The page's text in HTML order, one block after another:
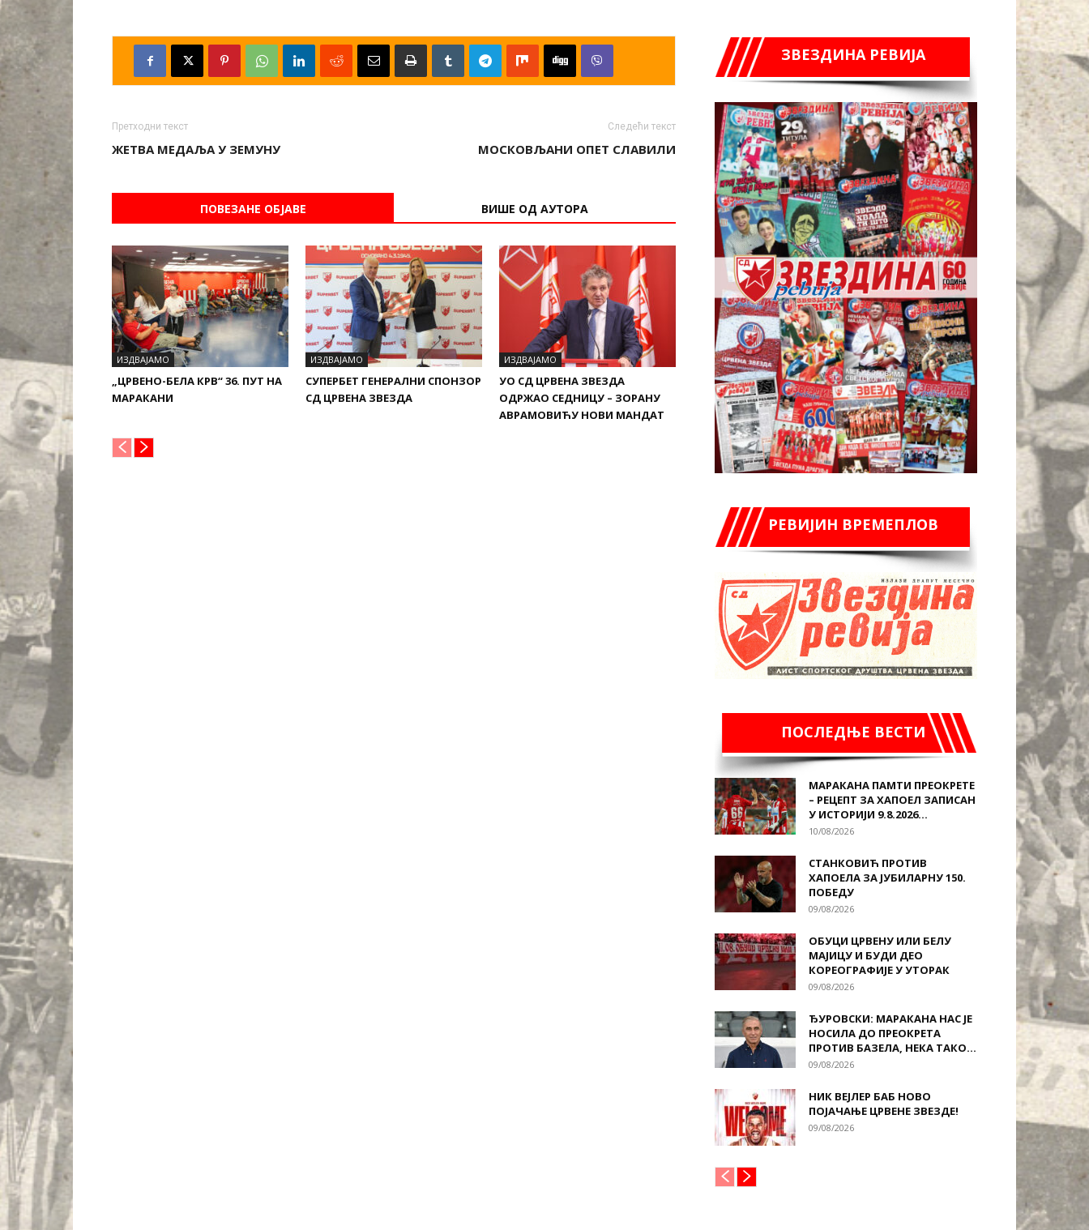
Претходни текст
ЖЕТВА МЕДАЉА У ЗЕМУНУ
Следећи текст
МОСКОВЉАНИ ОПЕТ СЛАВИЛИ
ПОВЕЗАНЕ ОБЈАВЕ ВИШЕ ОД АУТОРА
ИЗДВАЈАМО
„ЦРВЕНО-БЕЛА КРВ“ 36. ПУТ НА
МАРАКАНИ
ИЗДВАЈАМО
СУПЕРБЕТ ГЕНЕРАЛНИ СПОНЗОР
СД ЦРВЕНА ЗВЕЗДА
ИЗДВАЈАМО
УО СД ЦРВЕНА ЗВЕЗДА
ОДРЖАО СЕДНИЦУ – ЗОРАНУ
АВРАМОВИЋУ НОВИ МАНДАТ
ЗВЕЗДИНА РЕВИЈА
РЕВИЈИН ВРЕМЕПЛОВ
ПОСЛЕДЊЕ ВЕСТИ
МАРАКАНА ПАМТИ ПРЕОКРЕТЕ
– РЕЦЕПТ ЗА ХАПОЕЛ ЗАПИСАН
У ИСТОРИЈИ 9.8.2026...
10/08/2026
СТАНКОВИЋ ПРОТИВ
ХАПОЕЛА ЗА ЈУБИЛАРНУ 150.
ПОБЕДУ
09/08/2026
ОБУЦИ ЦРВЕНУ ИЛИ БЕЛУ
МАЈИЦУ И БУДИ ДЕО
КОРЕОГРАФИЈЕ У УТОРАК
09/08/2026
ЂУРОВСКИ: МАРАКАНА НАС ЈЕ
НОСИЛА ДО ПРЕОКРЕТА
ПРОТИВ БАЗЕЛА, НЕКА ТАКО...
09/08/2026
НИК ВЕЈЛЕР БАБ НОВО
ПОЈАЧАЊЕ ЦРВЕНЕ ЗВЕЗДЕ!
09/08/2026